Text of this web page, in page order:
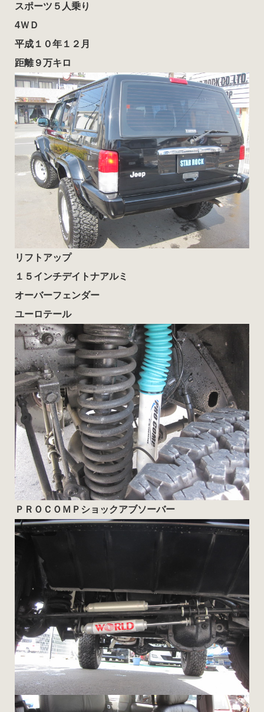
スポーツ５人乗り
4ＷＤ
平成１０年１２月
距離９万キロ
リフトアップ
１５インチデイトナアルミ
オーバーフェンダー
ユーロテール
ＰＲＯＣＯＭＰショックアブソーバー